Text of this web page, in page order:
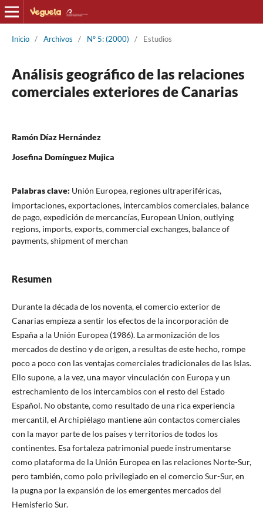
Inicio / Archivos / Nº 5: (2000) / Estudios
Análisis geográfico de las relaciones
comerciales exteriores de Canarias
Ramón Díaz Hernández
Josefina Domínguez Mujica
Palabras clave: Unión Europea, regiones ultraperiféricas,
importaciones, exportaciones, intercambios comerciales, balance
de pago, expedición de mercancías, European Union, outlying
regions, imports, exports, commercial exchanges, balance of
payments, shipment of merchan
Resumen
Durante la década de los noventa, el comercio exterior de
Canarias empieza a sentir los efectos de la incorporación de
España a la Unión Europea (1986). La armonización de los
mercados de destino y de origen, a resultas de este hecho, rompe
poco a poco con las ventajas comerciales tradicionales de las Islas.
Ello supone, a la vez, una mayor vinculación con Europa y un
estrechamiento de los intercambios con el resto del Estado
Español. No obstante, como resultado de una rica experiencia
mercantil, el Archipiélago mantiene aún contactos comerciales
con la mayor parte de los países y territorios de todos los
continentes. Esa fortaleza patrimonial puede instrumentarse
como plataforma de la Unión Europea en las relaciones Norte-Sur,
pero también, como polo privilegiado en el comercio Sur-Sur, en
la pugna por la expansión de los emergentes mercados del
Hemisferio Sur.